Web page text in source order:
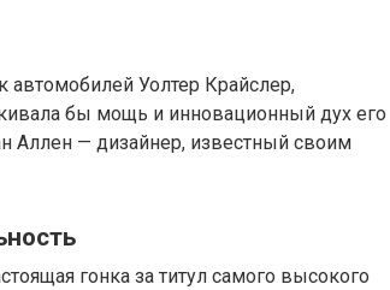
автомобилей Уолтер Крайслер,
бы мощь и инновационный дух его
Аллен — дизайнер, известный своим
гонка за титул самого высокого